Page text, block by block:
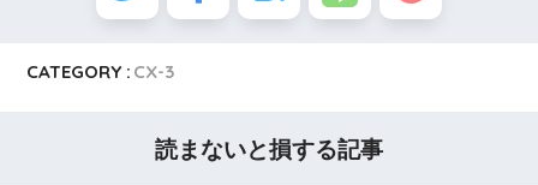
CATEGORY : CX-3
読まないと損する記事